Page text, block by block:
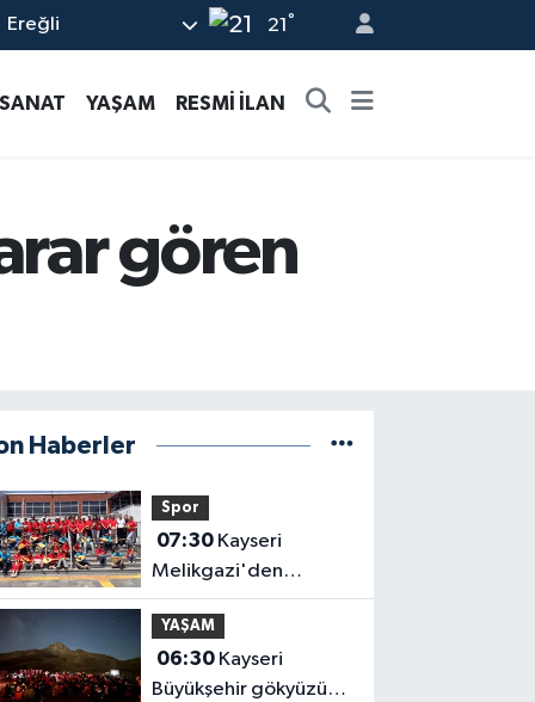
Ereğli 21 °
YAŞAM RESMİ İLAN
gören
Haberler
Spor
07:30
Melikgazi'den
ücretsiz yaz kursları
YAŞAM
06:30
Büyükşehir gökyüzü